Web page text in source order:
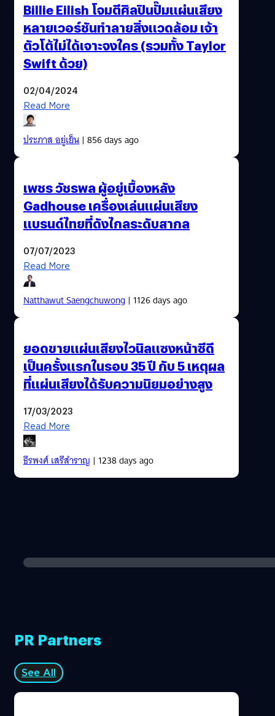
Billie Eilish โจมตีศิลปินปั๊มแผ่นเสียง
หลายเวอร์ชันทำลายสิ่งแวดล้อม เจ้า
ตัวโต้ไม่ได้เจาะจงใคร (รวมทั้ง Taylor
Swift ด้วย)
02/04/2024
Read More
ประภาส อยู่เย็น| 856 days ago
เพชร วัชรพล ผู้อยู่เบื้องหลัง
Gadhouse เครื่องเล่นแผ่นเสียง
แบรนด์ไทยที่ดังไกลระดับสากล
07/07/2023
Read More
Natthawut Saengchuwong | 1126 days ago
ยอดขายแผ่นเสียงไวนิลแซงหน้าซีดี
เป็นครั้งแรกในรอบ 35 ปี กับ 5 เหตุผล
ที่แผ่นเสียงได้รับความนิยมอย่างสูง
17/03/2023
Read More
ธีรพงศ์ เสรีสำราญ | 1238 days ago
PR Partners
See All